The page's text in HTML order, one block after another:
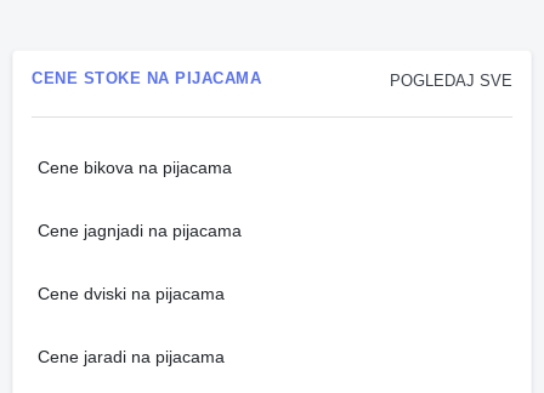
POGLEDAJ SVE
CENE STOKE NA PIJACAMA
Cene bikova na pijacama
Cene jagnjadi na pijacama
Cene dviski na pijacama
Cene jaradi na pijacama